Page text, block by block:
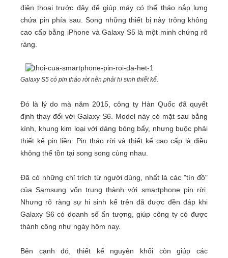
điện thoại trước đây để giúp máy có thể tháo nắp lưng
chứa pin phía sau. Song những thiết bị này trông không
cao cấp bằng iPhone và Galaxy S5 là một minh chứng rõ
ràng.
Galaxy S5 có pin tháo rời nên phải hi sinh thiết kế.
Đó là lý do mà năm 2015, công ty Hàn Quốc đã quyết
định thay đổi với Galaxy S6. Model này có mặt sau bằng
kính, khung kim loại với dáng bóng bẩy, nhưng buộc phải
thiết kế pin liền. Pin tháo rời và thiết kế cao cấp là điều
không thể tồn tại song song cùng nhau.
Đã có những chỉ trích từ người dùng, nhất là các "tín đồ"
của Samsung vốn trung thành với smartphone pin rời.
Nhưng rõ ràng sự hi sinh kể trên đã được đền đáp khi
Galaxy S6 có doanh số ấn tượng, giúp công ty có được
thành công như ngày hôm nay.
Bên cạnh đó, thiết kế nguyên khối còn giúp các